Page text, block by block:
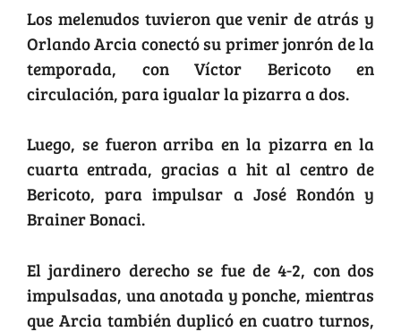
Los melenudos tuvieron que venir de atrás y
Orlando Arcia conectó su primer jonrón de la
temporada, con Víctor Bericoto en
circulación, para igualar la pizarra a dos.
Luego, se fueron arriba en la pizarra en la
cuarta entrada, gracias a hit al centro de
Bericoto, para impulsar a José Rondón y
Brainer Bonaci.
El jardinero derecho se fue de 4-2, con dos
impulsadas, una anotada y ponche, mientras
que Arcia también duplicó en cuatro turnos,